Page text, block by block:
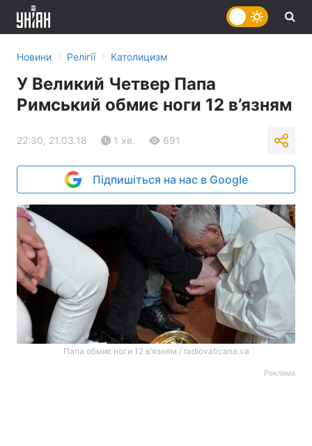
Новини › Релігії › Католицизм
У Великий Четвер Папа
Римський обмиє ноги 12 в’язням
22:30, 21.03.18 1 хв. 691
Підпишіться на нас в Google
Папа обмиє ноги 12 в’язням / radiovaticana.va
Реклама